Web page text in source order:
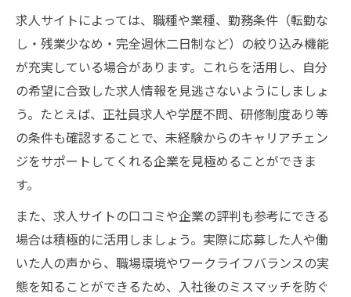
求人サイトによっては、職種や業種、勤務条件（転勤な
し・残業少なめ・完全週休二日制など）の絞り込み機能
が充実している場合があります。これらを活用し、自分
の希望に合致した求人情報を見逃さないようにしましょ
う。たとえば、正社員求人や学歴不問、研修制度あり等
の条件も確認することで、未経験からのキャリアチェン
ジをサポートしてくれる企業を見極めることができま
す。
また、求人サイトの口コミや企業の評判も参考にできる
場合は積極的に活用しましょう。実際に応募した人や働
いた人の声から、職場環境やワークライフバランスの実
態を知ることができるため、入社後のミスマッチを防ぐ